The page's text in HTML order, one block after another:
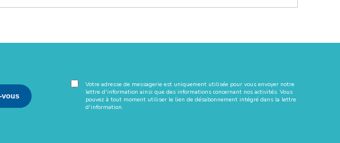
Votre adresse de messagerie est uniquement utilisée pour vous envoyer notre
lettre d'information ainsi que des informations concernant nos activités. Vous
pouvez à tout moment utiliser le lien de désabonnement intégré dans la lettre
d'information.